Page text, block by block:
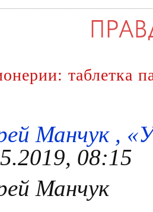
таблетка
Манчук ,
08:15
Манчук